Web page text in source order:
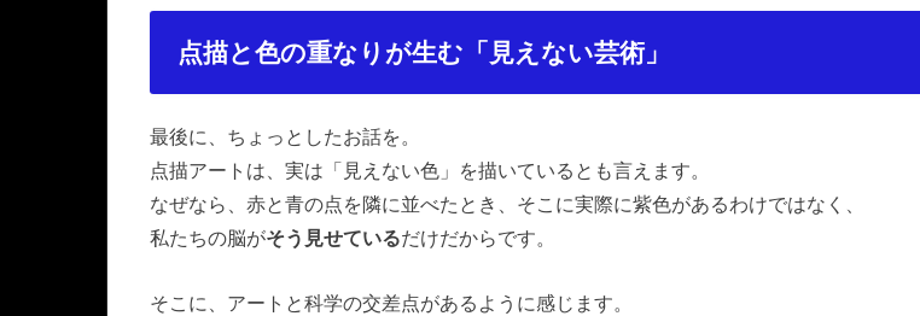
点描と色の重なりが生む「見えない芸術」
最後に、ちょっとしたお話を。
点描アートは、実は「見えない色」を描いているとも言えます。
なぜなら、赤と青の点を隣に並べたとき、そこに実際に紫色があるわけではなく、
私たちの脳がそう見せているだけだからです。
そこに、アートと科学の交差点があるように感じます。